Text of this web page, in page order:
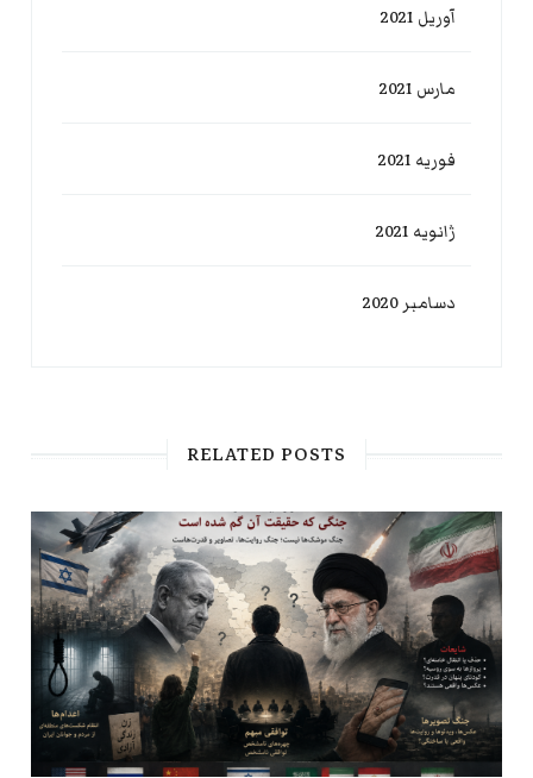
آوریل 2021
مارس 2021
فوریه 2021
ژانویه 2021
دسامبر 2020
RELATED POSTS